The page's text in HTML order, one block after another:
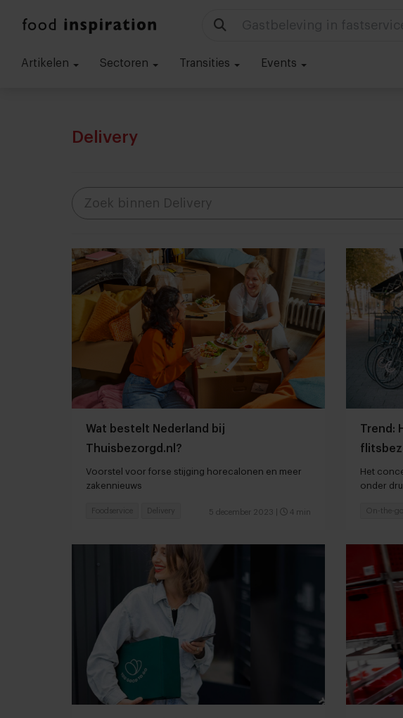
Gastbeleving in
Artikelen Sectoren Transities Events
Delivery
Wat bestelt Nederland bij
Thuisbezorgd.nl?
Voorstel voor forse stijging horecalonen en meer
zakennieuws
5 december 2023 4 min
Foodservice Delivery
Trend:
Het
onder
On-the-go